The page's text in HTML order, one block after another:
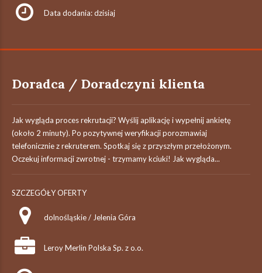
Data dodania: dzisiaj
Doradca / Doradczyni klienta
Jak wygląda proces rekrutacji? Wyślij aplikację i wypełnij ankietę
(około 2 minuty). Po pozytywnej weryfikacji porozmawiaj
telefonicznie z rekruterem. Spotkaj się z przyszłym przełożonym.
Oczekuj informacji zwrotnej - trzymamy kciuki! Jak wygląda...
SZCZEGÓŁY OFERTY
dolnośląskie / Jelenia Góra
Leroy Merlin Polska Sp. z o.o.